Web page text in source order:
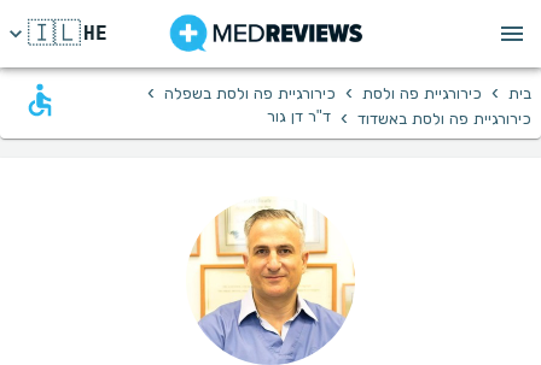
HE
🇮🇱
בית › כירורגיית פה ולסת › כירורגיית פה ולסת בשפלה ›
כירורגיית פה ולסת באשדוד › ד"ר דן גור